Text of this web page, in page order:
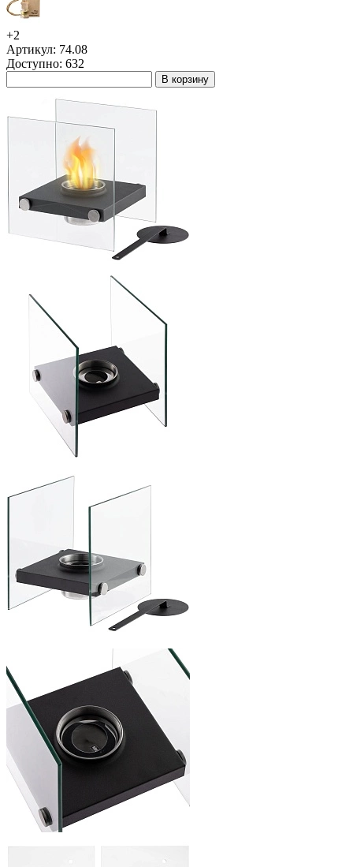
+2
Артикул: 74.08
Доступно: 632
В корзину